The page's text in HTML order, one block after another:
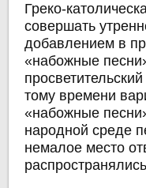
Греко-
совершать
добавлением в
«набожные
тому времени
«набожные
народной среде
немалое место